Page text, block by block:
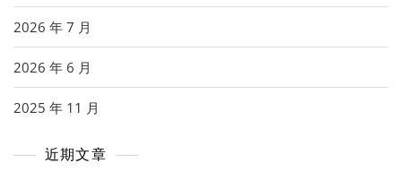
2026 年 7 月
2026 年 6 月
2025 年 11 月
近期文章